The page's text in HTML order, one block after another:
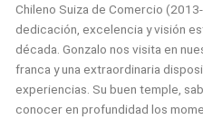
Chileno Suiza de Comercio
dedicación, excelencia y visión
década. Gonzalo nos visita en
franca y una extraordinaria
experiencias. Su buen temple,
conocer en profundidad los